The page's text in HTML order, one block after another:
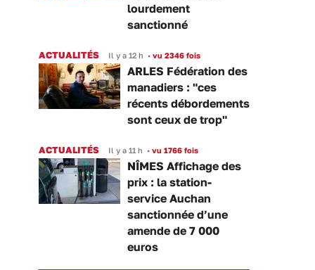
lourdement
sanctionné
ACTUALITÉS Il y a 12 h • vu 2346 fois
ARLES Fédération des
manadiers : "ces
récents débordements
sont ceux de trop"
ACTUALITÉS Il y a 11 h • vu 1766 fois
NÎMES Affichage des
prix : la station-
service Auchan
sanctionnée d’une
amende de 7 000
euros